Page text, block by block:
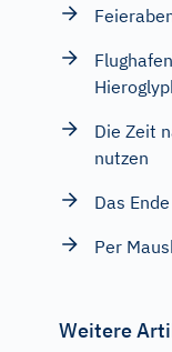
Die Zeit
nutzen
Das
Per
Weitere